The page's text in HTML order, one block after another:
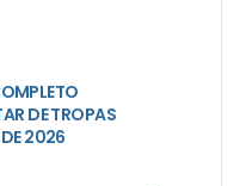
DE TROPAS
2026